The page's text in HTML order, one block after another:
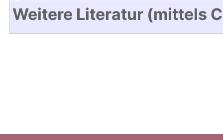
Weitere Literatur (mittels